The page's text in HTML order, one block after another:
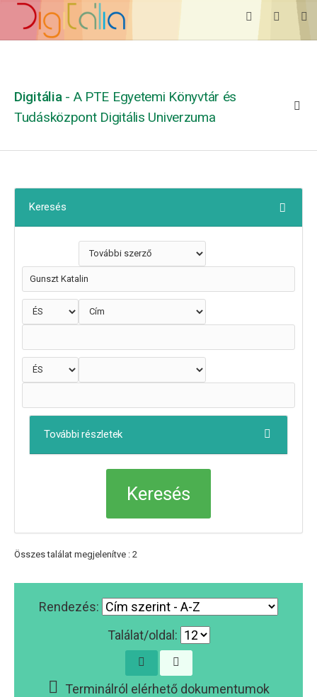
Digitália - A PTE Egyetemi Könyvtár és
Tudásközpont Digitális Univerzuma
Keresés
További részletek
Összes találat megjelenítve : 2
Rendezés:
Találat/oldal:
Terminálról elérhető dokumentumok